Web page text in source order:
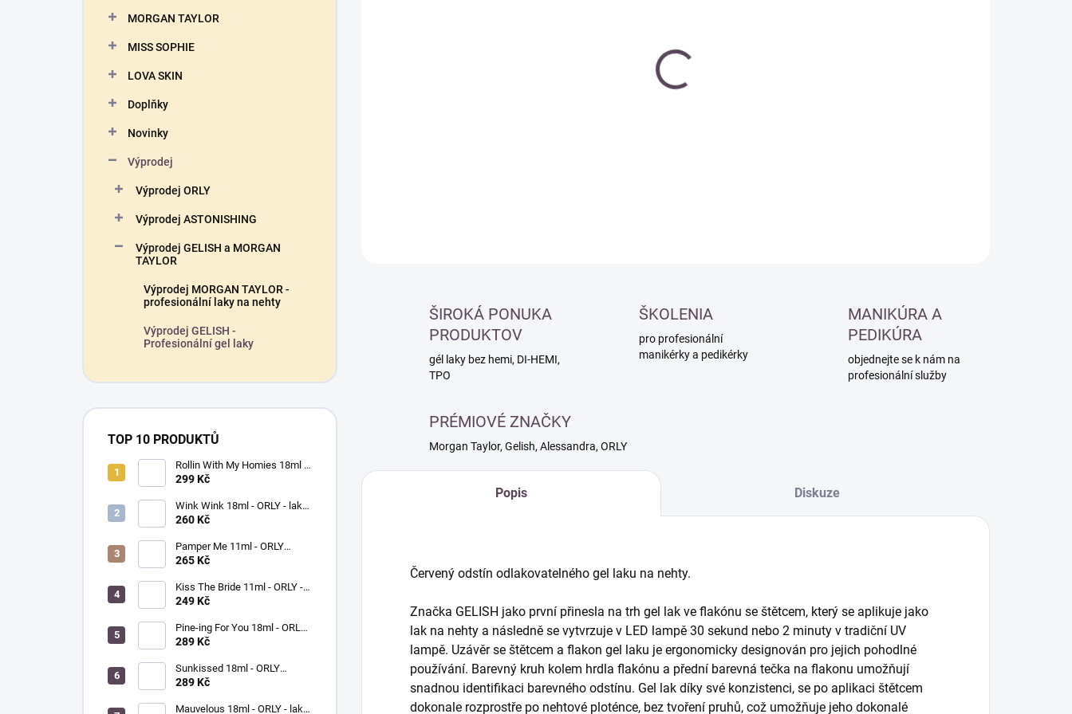
MORGAN TAYLOR
MISS SOPHIE
LOVA SKIN
Doplňky
Novinky
Výprodej
Výprodej ORLY
Výprodej ASTONISHING
Výprodej GELISH a MORGAN
TAYLOR
Výprodej MORGAN TAYLOR -
profesionální laky na nehty
Výprodej GELISH -
Profesionální gel laky
TOP 10 PRODUKTŮ
Rollin With My Homies 18ml -
ORLY - lak na nehty
299 Kč
Wink Wink 18ml - ORLY - lak
na nehty
260 Kč
Pamper Me 11ml - ORLY
BREATHABLE - ošetřující lak
265 Kč
Kiss The Bride 11ml - ORLY -
lak na nehty
249 Kč
Pine-ing For You 18ml - ORLY
BREATHABLE - ošetřující
289 Kč
Sunkissed 18ml - ORLY
BREATHABLE - ošetřující
289 Kč
Mauvelous 18ml - ORLY - lak
ŠIROKÁ PONUKA
PRODUKTOV
gél laky bez hemi, DI-HEMI,
TPO
ŠKOLENIA
pro profesionální
manikérky a pedikérky
MANIKÚRA A
PEDIKÚRA
objednejte se k nám na
profesionální služby
PRÉMIOVÉ ZNAČKY
Morgan Taylor, Gelish, Alessandra, ORLY
Popis Diskuze
Červený odstín odlakovatelného gel laku na nehty.
Značka GELISH jako první přinesla na trh gel lak ve flakónu se štětcem, který se aplikuje jako
lak na nehty a následně se vytvrzuje v LED lampě 30 sekund nebo 2 minuty v tradiční UV
lampě. Uzávěr se štětcem a flakon gel laku je ergonomicky designován pro jejich pohodlné
používání. Barevný kruh kolem hrdla flakónu a přední barevná tečka na flakonu umožňují
snadnou identifikaci barevného odstínu. Gel lak díky své konzistenci, se po aplikaci štětcem
dokonale rozprostře po nehtové ploténce, bez tvoření pruhů, což umožňuje jeho dokonalé